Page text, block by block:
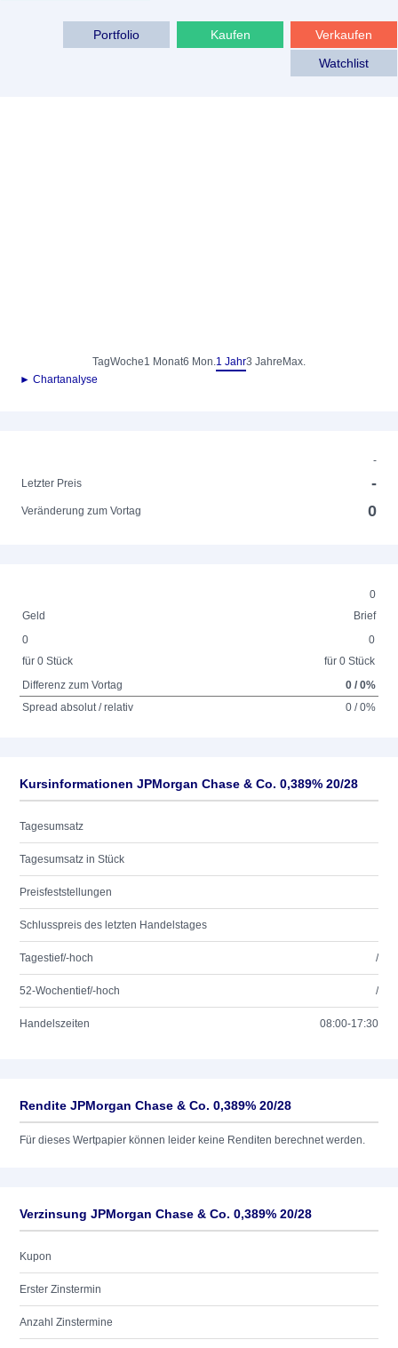
Verkaufen
Kaufen
Portfolio
Watchlist
TagWoche1 Monat6 Mon.1 Jahr3 Jahre Max.
► Chartanalyse
-
Letzter Preis
-
Veränderung zum Vortag 0
0
Geld
Brief
0
für 0 Stück
0
für 0 Stück
Differenz zum Vortag
0 / 0%
Spread absolut / relativ
0 / 0%
Kursinformationen JPMorgan Chase & Co. 0,389% 20/28
Tagesumsatz
Tagesumsatz in Stück
Preisfeststellungen
Schlusspreis des letzten Handelstages
Tagestief/-hoch /
52-Wochentief/-hoch /
Handelszeiten 08:00-17:30
Rendite JPMorgan Chase & Co. 0,389% 20/28
Für dieses Wertpapier können leider keine Renditen berechnet werden.
Verzinsung JPMorgan Chase & Co. 0,389% 20/28
Kupon
Erster Zinstermin
Anzahl Zinstermine